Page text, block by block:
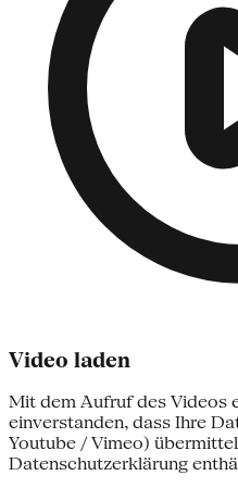
Video laden
Mit dem Aufruf des Videos
einverstanden, dass Ihre
Youtube / Vimeo)
Datenschutzerklärung